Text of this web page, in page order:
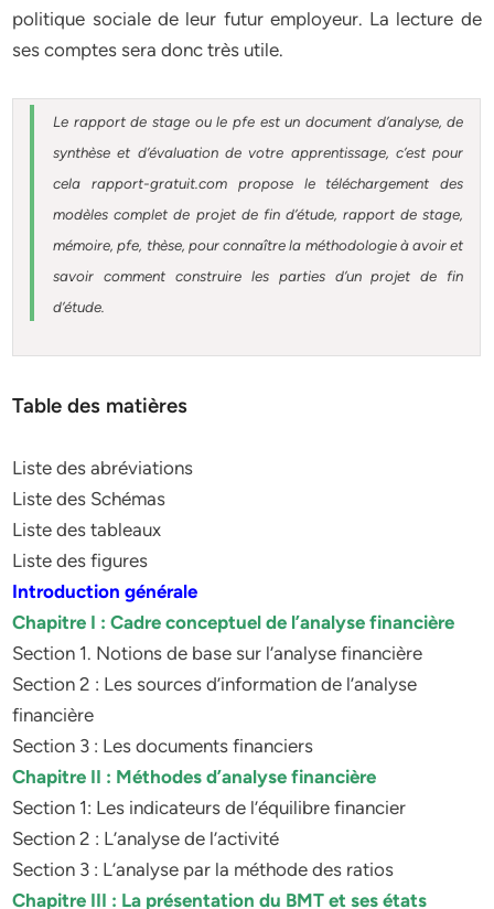
politique sociale de leur futur employeur. La lecture de
ses comptes sera donc très utile.
Le rapport de stage ou le pfe est un document d’analyse, de
synthèse et d’évaluation de votre apprentissage, c’est pour
cela rapport-gratuit.com propose le téléchargement des
modèles complet de projet de fin d’étude, rapport de stage,
mémoire, pfe, thèse, pour connaître la méthodologie à avoir et
savoir comment construire les parties d’un projet de fin
d’étude.
Table des matières
Liste des abréviations
Liste des Schémas
Liste des tableaux
Liste des figures
Introduction générale
Chapitre I : Cadre conceptuel de l’analyse financière
Section 1. Notions de base sur l’analyse financière
Section 2 : Les sources d’information de l’analyse
financière
Section 3 : Les documents financiers
Chapitre II : Méthodes d’analyse financière
Section 1: Les indicateurs de l’équilibre financier
Section 2 : L’analyse de l’activité
Section 3 : L’analyse par la méthode des ratios
Chapitre III : La présentation du BMT et ses états